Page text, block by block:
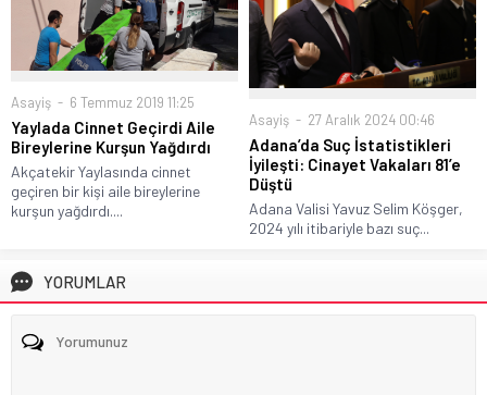
Asayiş 6 Temmuz 2019 11:25
Yaylada Cinnet Geçirdi Aile
Bireylerine Kurşun Yağdırdı
Akçatekir Yaylasında cinnet
geçiren bir kişi aile bireylerine
kurşun yağdırdı....
Asayiş 27 Aralık 2024 00:46
Adana’da Suç İstatistikleri
İyileşti: Cinayet Vakaları 81’e
Düştü
Adana Valisi Yavuz Selim Köşger,
2024 yılı itibariyle bazı suç...
YORUMLAR